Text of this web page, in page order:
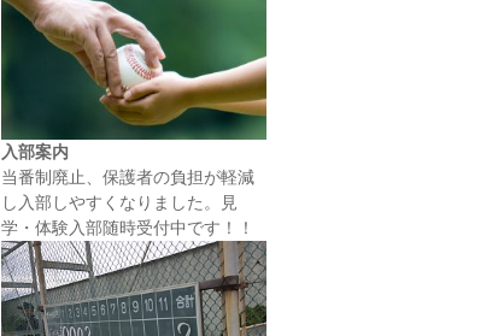
入部案内
当番制廃止、保護者の負担が軽減
し入部しやすくなりました。見
学・体験入部随時受付中です！！